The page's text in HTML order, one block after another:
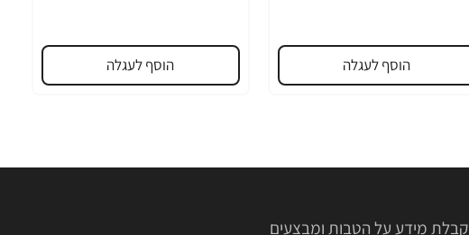
הוסף לעגלה הוסף לעגלה
קבלת מידע על הטבות ומבצעים